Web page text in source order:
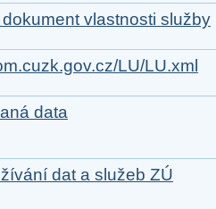
vlastnosti služby
LU/LU.xml
data
dat a služeb ZÚ